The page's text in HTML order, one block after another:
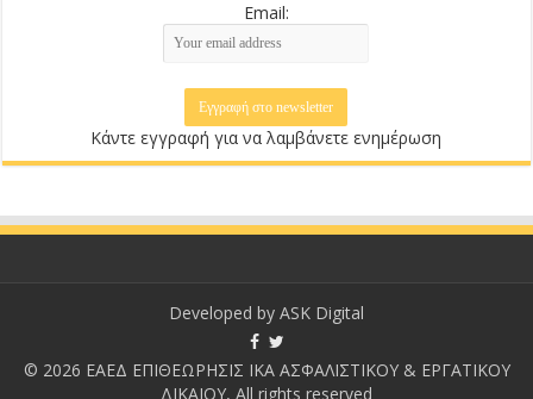
Email:
Κάντε εγγραφή για να λαμβάνετε ενημέρωση
Developed by ASK Digital
© 2026 ΕΑΕΔ ΕΠΙΘΕΩΡΗΣΙΣ ΙΚΑ ΑΣΦΑΛΙΣΤΙΚΟΥ & ΕΡΓΑΤΙΚΟΥ
ΔΙΚΑΙΟΥ, All rights reserved